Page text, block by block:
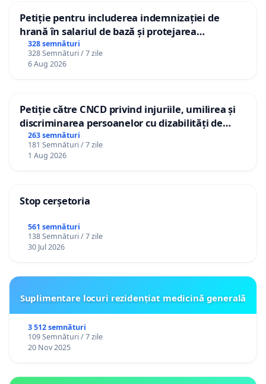
Semnatari:
Conform ANEXEI 2 la Petiția pentru finalizarea
lucrărilor de reabilitare a clădirilor Internatului și
Mihai Viteazul Sfântu Gheorghe
https://covasnamedia.ro/actualitate/lucrarile-de-la-
cnmv-cum-sa-frangi-aripile-unui-colegiu-
national#google_vignette
https://weradio.ro/finalizarea-lucrarilor-la-
internatul-cnmv-la-mana-instantelor-de-judecata/
Petiție pentru includerea indemnizației de
hrană în salariul de bază și protejarea
gradațiilor de vechime pentru asistenții
personali
328 semnături
328 Semnături / 7 zile
6 Aug 2026
Petiție către CNCD privind injuriile, umilirea și
discriminarea persoanelor cu dizabilități de
către utilizatorul TikTok „Gorici”
263 semnături
181 Semnături / 7 zile
1 Aug 2026
Stop cerșetoria
561 semnături
138 Semnături / 7 zile
30 Jul 2026
Suplimentare locuri rezidențiat medicină generală
3 512 semnături
109 Semnături / 7 zile
20 Nov 2025